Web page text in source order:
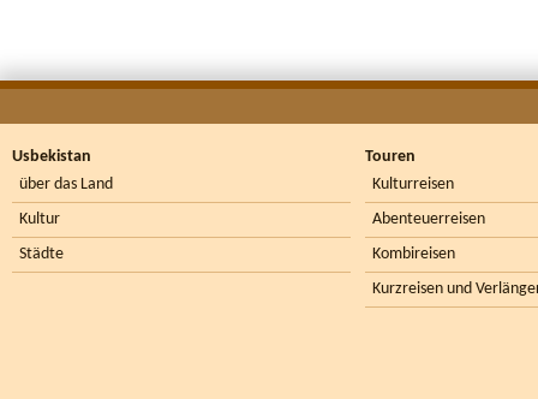
Usbekistan
über das Land
Kultur
Städte
Touren
Kulturreisen
Abenteuerreisen
Kombireisen
Kurzreisen und